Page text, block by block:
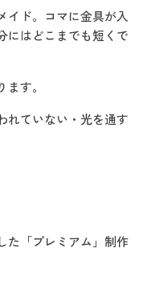
ド。コマに金具が入
にはどこまでも短くで
す。
れていない・光を通す
た「プレミアム」制作